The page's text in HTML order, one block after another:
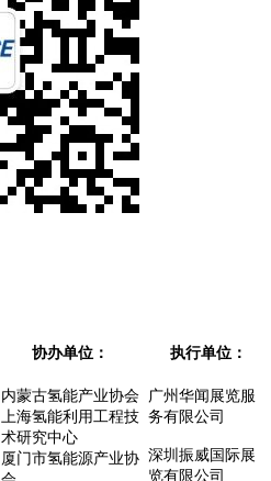
协办单位：
执行单位：
内蒙古氢能产业协会
上海氢能利用工程技
术研究中心
厦门市氢能源产业协
广州华闻展览服
务有限公司
深圳振威国际展
览有限公司